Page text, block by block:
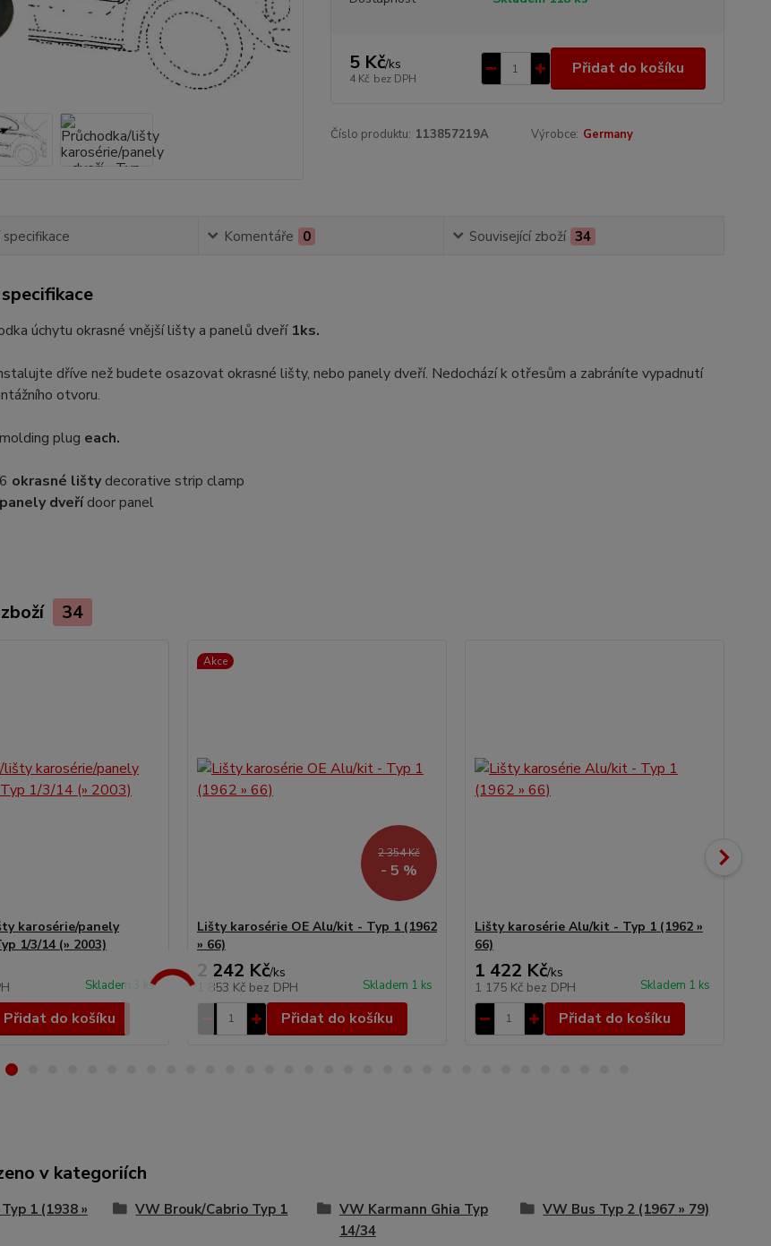
5 Kč/ks
4 Kč bez DPH
Přidat do košíku
Číslo produktu: 113857219A Výrobce: Germany
Komentáře 0 Související zboží 34
úchytu okrasné vnější lišty a panelů dveří 1ks.
dříve než budete osazovat okrasné lišty, nebo panely dveří. Nedochází k otřesům a zabráníte vypadnutí
otvoru.
plug each.
okrasné lištydecorative strip clamp
panely dveřídoor panel
34
karosérie/panely
1/3/14 (» 2003)
Skladem 3 ks
Přidat do košíku
Akce
2 354 Kč
- 5 %
Lišty karosérie OE Alu/kit - Typ 1 (1962
» 66)
2 242 Kč/ks
1 853 Kč bez DPH Skladem 1 ks
Přidat do košíku
Lišty karosérie Alu/kit - Typ 1 (1962 »
66)
1 422 Kč/ks
1 175 Kč bez DPH Skladem 1 ks
Přidat do košíku
v kategoriích
1 (1938 »
VW Brouk/Cabrio Typ 1
VW Karmann Ghia Typ
14/34
VW Bus Typ 2 (1967 » 79)